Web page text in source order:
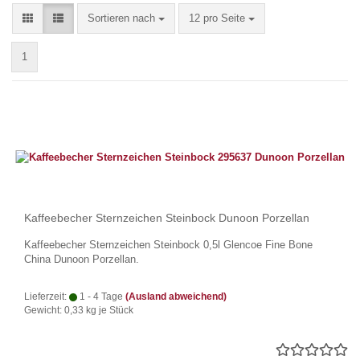
Sortieren nach
Sortieren nach 12 pro Seite
pro Seite
1
Kaffeebecher Sternzeichen Steinbock Dunoon Porzellan
Kaffeebecher Sternzeichen Steinbock 0,5l Glencoe Fine Bone
China Dunoon Porzellan.
Lieferzeit: 1 - 4 Tage (Ausland abweichend)
Gewicht: 0,33 kg je Stück